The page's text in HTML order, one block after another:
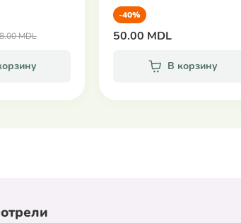
MDL
-40%
50.00 MDL
В корзину